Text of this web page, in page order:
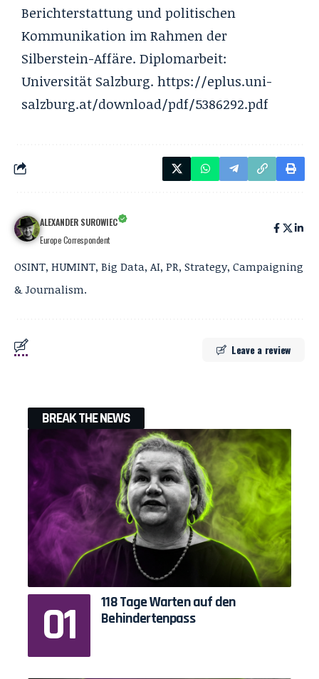
Berichterstattung und politischen
Kommunikation im Rahmen der
Silberstein-Affäre. Diplomarbeit:
Universität Salzburg. https://eplus.uni-
salzburg.at/download/pdf/5386292.pdf
ALEXANDER SUROWIEC
Europe Correspondent
OSINT, HUMINT, Big Data, AI, PR, Strategy, Campaigning
& Journalism.
Leave a review
BREAK THE NEWS
118 Tage Warten auf den
Behindertenpass